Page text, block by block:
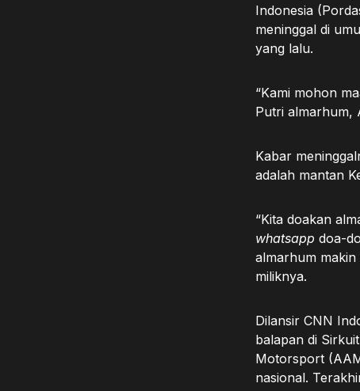
Indonesia
meninggal di
yang lalu.
“Kami mohon
Putri almarhum,
Kabar
adalah mantan
“Kita doakan
whatsapp doa-
almarhum makin
miliknya.
Dilansir CNN
balapan di
Motorsport
nasional.